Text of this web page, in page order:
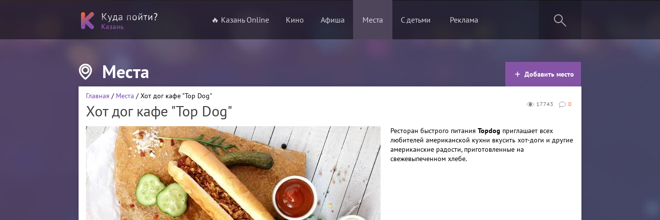
🔥 Казань Online Кино Афиша Места С детьми Реклама
Места Добавить место
0
17743
Главная / Места / Хот дог кафе "Top Dog"
Хот дог кафе "Top Dog"
Ресторан быстрого питания Topdog приглашает всех
любителей американской кухни вкусить хот-доги и другие
американские радости, приготовленные на
свежевыпеченном хлебе.